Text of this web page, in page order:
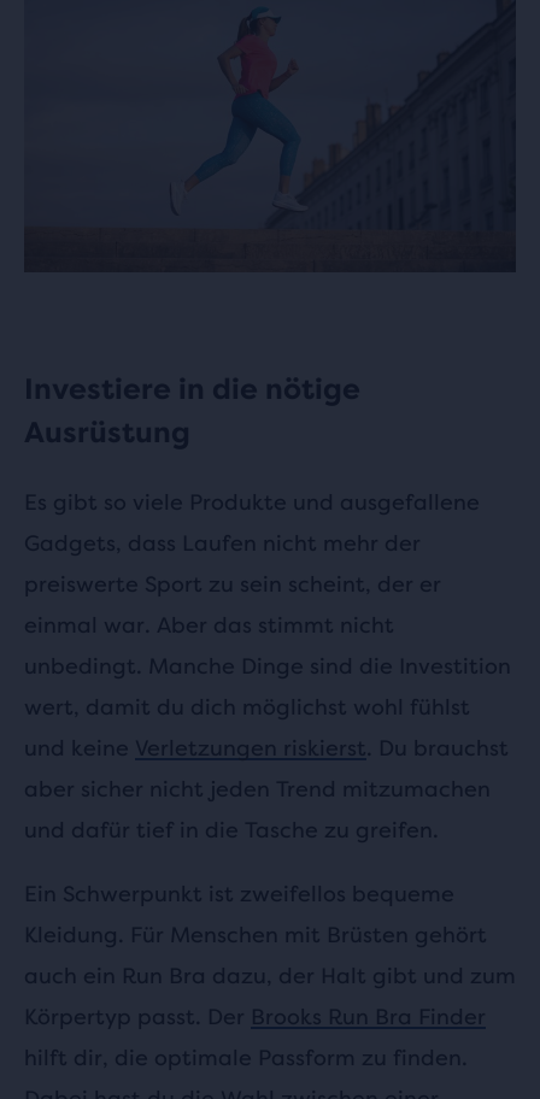
Investiere in die nötige
Ausrüstung
Es gibt so viele Produkte und ausgefallene
Gadgets, dass Laufen nicht mehr der
preiswerte Sport zu sein scheint, der er
einmal war. Aber das stimmt nicht
unbedingt. Manche Dinge sind die Investition
wert, damit du dich möglichst wohl fühlst
und keine Verletzungen riskierst. Du brauchst
aber sicher nicht jeden Trend mitzumachen
und dafür tief in die Tasche zu greifen.
Ein Schwerpunkt ist zweifellos bequeme
Kleidung. Für Menschen mit Brüsten gehört
auch ein Run Bra dazu, der Halt gibt und zum
Körpertyp passt. Der Brooks Run Bra Finder
hilft dir, die optimale Passform zu finden.